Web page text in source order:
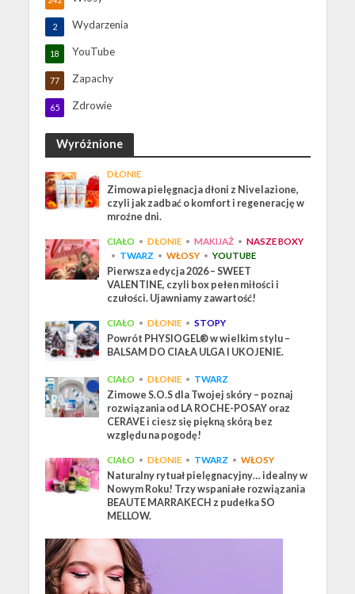
Wydarzenia
2
YouTube
18
Zapachy
77
Zdrowie
65
Wyróżnione
DŁONIE
Zimowa pielęgnacja dłoni z Nivelazione,
czyli jak zadbać o komfort i regenerację w
mroźne dni.
CIAŁO • DŁONIE • MAKIJAŻ • NASZE BOXY
• TWARZ • WŁOSY • YOUTUBE
Pierwsza edycja 2026 – SWEET
VALENTINE, czyli box pełen miłości i
czułości. Ujawniamy zawartość!
CIAŁO • DŁONIE • STOPY
Powrót PHYSIOGEL® w wielkim stylu –
BALSAM DO CIAŁA ULGA I UKOJENIE.
CIAŁO • DŁONIE • TWARZ
Zimowe S.O.S dla Twojej skóry – poznaj
rozwiązania od LA ROCHE-POSAY oraz
CERAVE i ciesz się piękną skórą bez
względu na pogodę!
CIAŁO • DŁONIE • TWARZ • WŁOSY
Naturalny rytuał pielęgnacyjny… idealny w
Nowym Roku! Trzy wspaniałe rozwiązania
BEAUTE MARRAKECH z pudełka SO
MELLOW.